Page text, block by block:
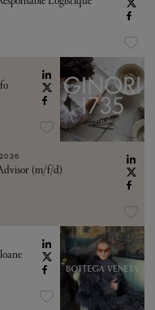
(m/f/d)